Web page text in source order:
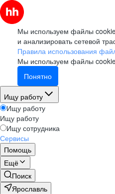
Мы используем файлы
и анализировать сетевой
Правила использования
Мы используем файлы
Понятно
Ищу работу
Ищу работу
Ищу работу
Ищу сотрудника
Сервисы
Помощь
Ещё
Поиск
Ярославль